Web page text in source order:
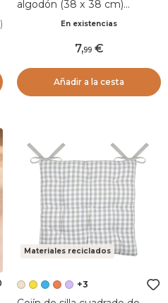
)
algodón (38 x 38 cm)
En existencias
7,99
Añadir a la cesta
Materiales reciclados
+3